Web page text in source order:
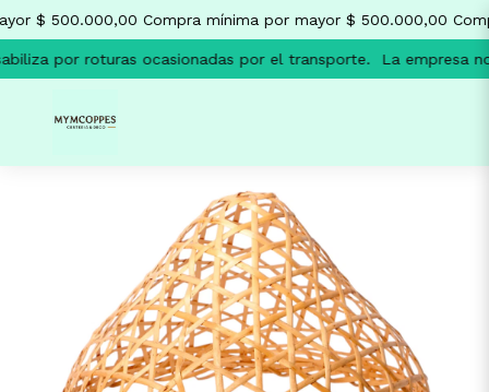
$ 500.000,00 Compra mínima por mayor $ 500.000,00
por roturas ocasionadas por el transporte. La empresa